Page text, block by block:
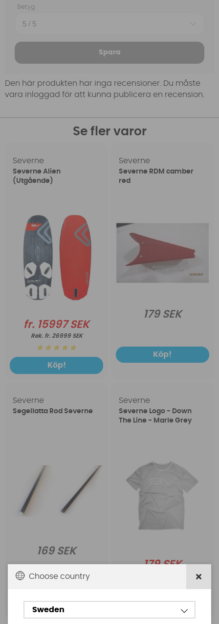
Betyg
Spara
Den här produkten har inga recensioner. Du måste
vara inloggad för att kunna publicera en recension.
Se fler varor
Severne
Severne Alien
(Utgående)
fr. 15997 SEK
fr. 26999 SEK
Köp!
Severne
Severne RDM camber
red
179 SEK
Köp!
Severne
Segellatta Rod Severne
169 SEK
Severne
Severne Logo - Down
The Line - Marle Grey
179 SEK
Choose country
Sweden